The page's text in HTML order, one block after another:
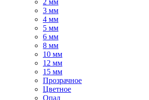
2 мм
3 мм
4 мм
5 мм
6 мм
8 мм
10 мм
12 мм
15 мм
Прозрачное
Цветное
Опал